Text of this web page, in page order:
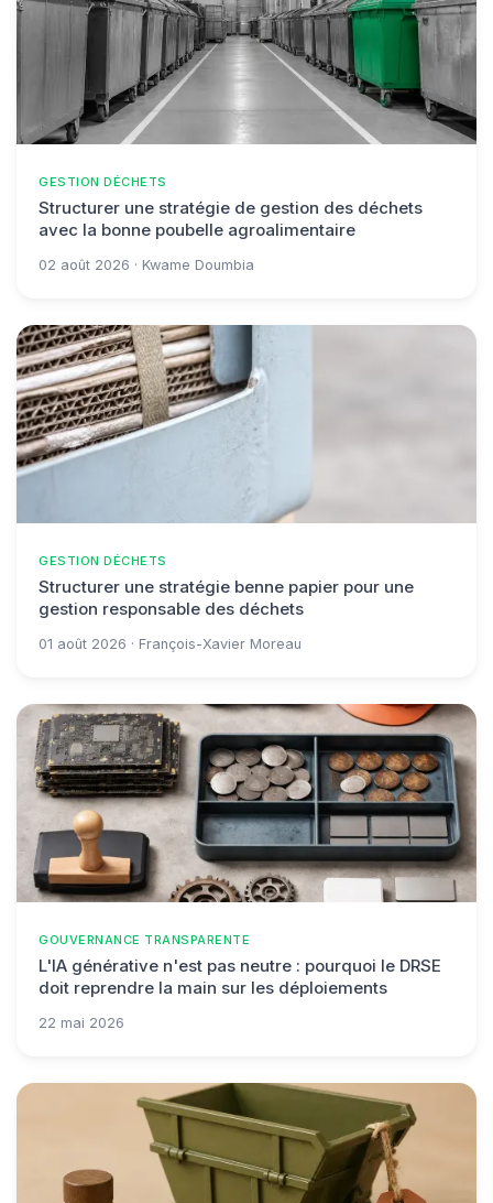
GESTION DÉCHETS
Structurer une stratégie de gestion des déchets
avec la bonne poubelle agroalimentaire
02 août 2026 · Kwame Doumbia
GESTION DÉCHETS
Structurer une stratégie benne papier pour une
gestion responsable des déchets
01 août 2026 · François-Xavier Moreau
GOUVERNANCE TRANSPARENTE
L'IA générative n'est pas neutre : pourquoi le DRSE
doit reprendre la main sur les déploiements
22 mai 2026